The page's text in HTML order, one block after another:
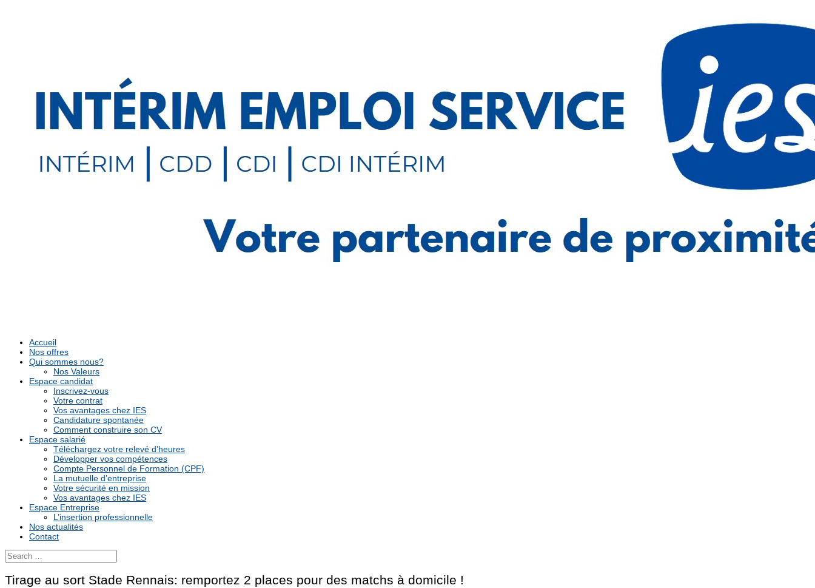
Accueil
Nos offres
Qui sommes nous?
Nos Valeurs
Espace candidat
Inscrivez-vous
Votre contrat
Vos avantages chez IES
Candidature spontanée
Comment construire son CV
Espace salarié
Téléchargez votre relevé d’heures
Développer vos compétences
Compte Personnel de Formation (CPF)
La mutuelle d’entreprise
Votre sécurité en mission
Vos avantages chez IES
Espace Entreprise
L’insertion professionnelle
Nos actualités
Contact
Tirage au sort Stade Rennais: remportez 2 places pour des matchs à domicile !